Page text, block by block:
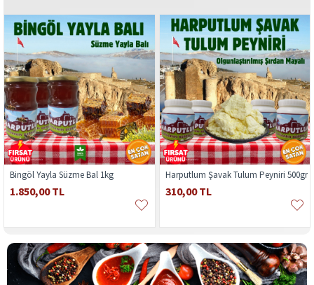
Bingöl Yayla Süzme Bal 1kg
1.850,00 TL
Harputlum Şavak Tulum Peyniri 500gr
310,00 TL